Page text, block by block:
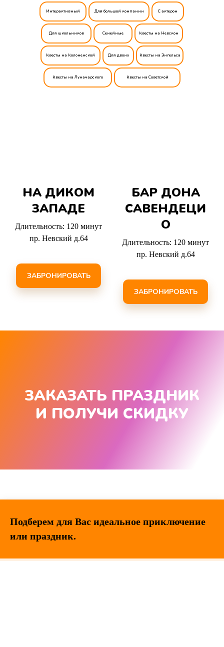
Квесты на Луначарского
Для двоих
Интерактивный
Семейные
Квесты на Энгельса
С актером
Квесты на Советской
Квесты на Невском
Для большой компании
Для школьников
Квесты на Коломенской
НА ДИКОМ
ЗАПАДЕ
Длительность: 120 минут
пр. Невский д.64
ЗАБРОНИРОВАТЬ
БАР ДОНА
САВЕНДЕЦИ
О
Длительность: 120 минут
пр. Невский д.64
ЗАБРОНИРОВАТЬ
ЗАКАЗАТЬ ПРАЗДНИК
И ПОЛУЧИ СКИДКУ
Подберем для Вас идеальное приключение
или праздник.